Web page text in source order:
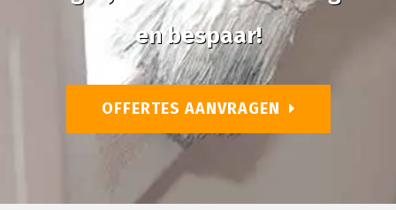
en bespaar!
OFFERTES AANVRAGEN